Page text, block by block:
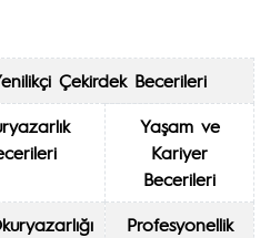
Çekirdek Becerileri
Yaşam ve
Kariyer
Becerileri
Profesyonellik